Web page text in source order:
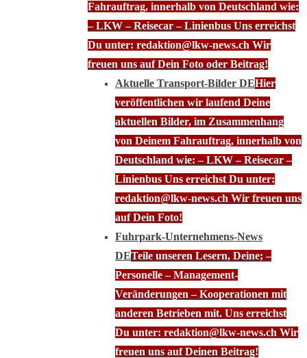
Fahrauftrag, innerhalb von Deutschland wie:
– LKW – Reisecar – Linienbus Uns erreichst
Du unter: redaktion@lkw-news.ch Wir
freuen uns auf Dein Foto oder Beitrag!
Aktuelle Transport-Bilder DEHier
veröffentlichen wir laufend Deine
aktuellen Bilder, im Zusammenhang
von Deinem Fahrauftrag, innerhalb von
Deutschland wie: – LKW – Reisecar –
Linienbus Uns erreichst Du unter:
redaktion@lkw-news.ch Wir freuen uns
auf Dein Foto!
Fuhrpark-Unternehmens-News
DETeile unseren Lesern, Deine; –
Personelle – Management-
Veränderungen – Kooperationen mit
anderen Betrieben mit. Uns erreichst
Du unter: redaktion@lkw-news.ch Wir
freuen uns auf Deinen Beitrag!